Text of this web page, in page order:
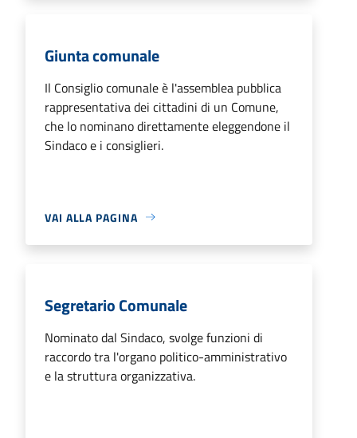
Giunta comunale
Il Consiglio comunale è l'assemblea pubblica
rappresentativa dei cittadini di un Comune,
che lo nominano direttamente eleggendone il
Sindaco e i consiglieri.
VAI ALLA PAGINA
Segretario Comunale
Nominato dal Sindaco, svolge funzioni di
raccordo tra l'organo politico-amministrativo
e la struttura organizzativa.